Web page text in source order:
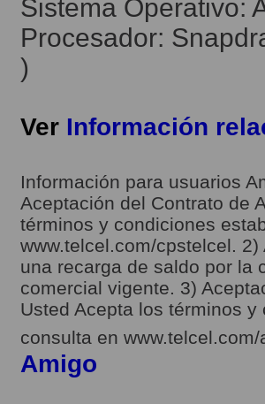
Sistema Operativo:
Procesador:
)
Ver Información
Información para usuarios
Aceptación del Contrato de
términos y condiciones
www.telcel.com/cpstelcel.
una recarga de saldo por la
comercial vigente. 3)
Usted Acepta los términos
consulta en www.telcel.com/
Amigo